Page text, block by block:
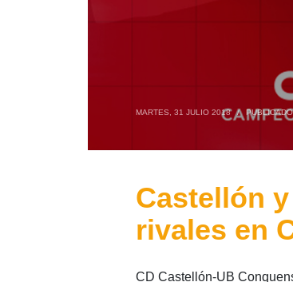
MARTES, 31 JULIO 2018 /
Castellón
rivales en
CD Castellón-UB